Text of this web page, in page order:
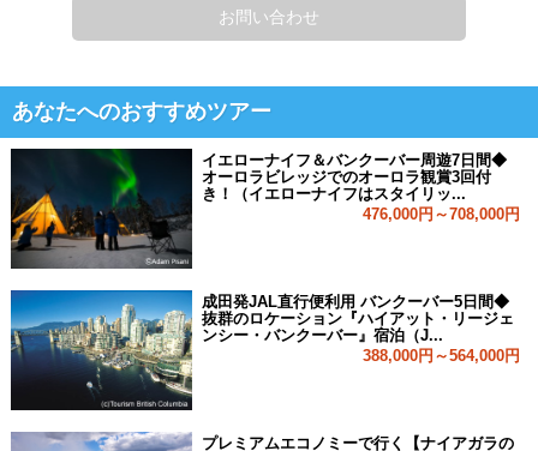
お問い合わせ
あなたへのおすすめツアー
イエローナイフ＆バンクーバー周遊7日間◆
オーロラビレッジでのオーロラ観賞3回付
き！（イエローナイフはスタイリッ...
476,000円～708,000円
成田発JAL直行便利用 バンクーバー5日間◆
抜群のロケーション『ハイアット・リージェ
ンシー・バンクーバー』宿泊（J...
388,000円～564,000円
プレミアムエコノミーで行く【ナイアガラの